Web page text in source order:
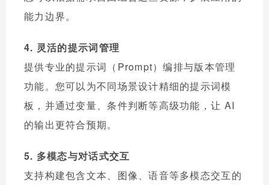
能力边界。
4. 灵活的提示词管理
提供专业的提示词（Prompt）编排与版本管理
功能。您可以为不同场景设计精细的提示词模
板，并通过变量、条件判断等高级功能，让 AI
的输出更符合预期。
5. 多模态与对话式交互
支持构建包含文本、图像、语音等多模态交互的